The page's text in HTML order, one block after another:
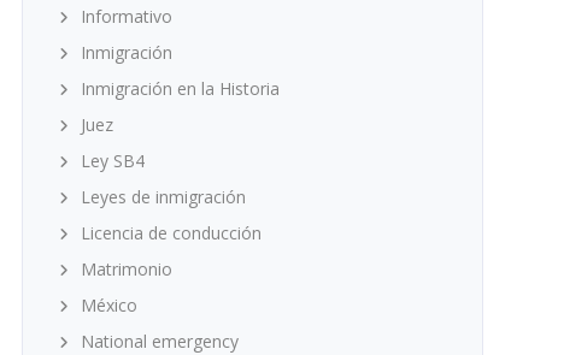
Informativo
Inmigración
Inmigración en la Historia
Juez
Ley SB4
Leyes de inmigración
Licencia de conducción
Matrimonio
México
National emergency